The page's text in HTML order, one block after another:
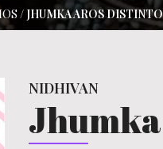
/ JHUMKA AROS
NIDHIVAN